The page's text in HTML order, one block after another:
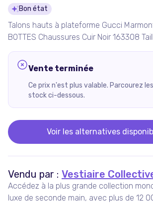
Détails du
Bon état
Talons hauts à plateforme Gucci
BOTTES Chaussures Cuir Noir 163308
Vente terminée
Ce prix n'est plus valable. Parcourez
stock ci-dessous.
Voir les alternatives
Vendu par : Vestiaire
Accédez à la plus grande collection
luxe de seconde main, avec plus de 12